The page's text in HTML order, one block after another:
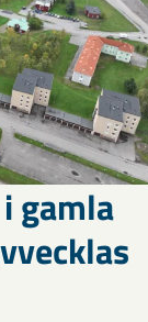
gamla